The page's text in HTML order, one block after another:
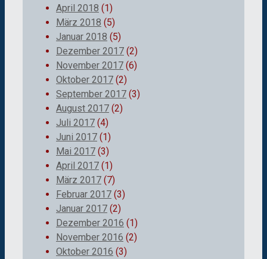
April 2018 (1)
März 2018 (5)
Januar 2018 (5)
Dezember 2017 (2)
November 2017 (6)
Oktober 2017 (2)
September 2017 (3)
August 2017 (2)
Juli 2017 (4)
Juni 2017 (1)
Mai 2017 (3)
April 2017 (1)
März 2017 (7)
Februar 2017 (3)
Januar 2017 (2)
Dezember 2016 (1)
November 2016 (2)
Oktober 2016 (3)